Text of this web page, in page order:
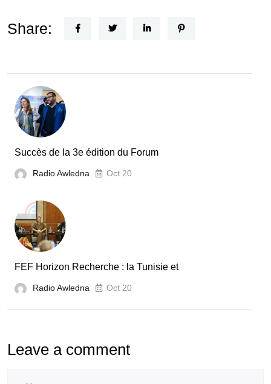
Nouvel
le
Tunisie
Share:
Succès de la 3e édition du Forum
Radio Awledna Oct 20
FEF Horizon Recherche : la Tunisie et
Radio Awledna Oct 20
Leave a comment